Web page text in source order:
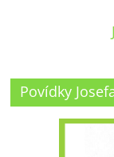
Povídky